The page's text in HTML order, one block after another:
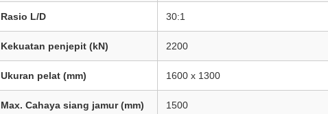
Rasio L/D 30:1
Kekuatan penjepit (kN) 2200
Ukuran pelat (mm) 1600 x 1300
Max. Cahaya siang jamur (mm) 1500